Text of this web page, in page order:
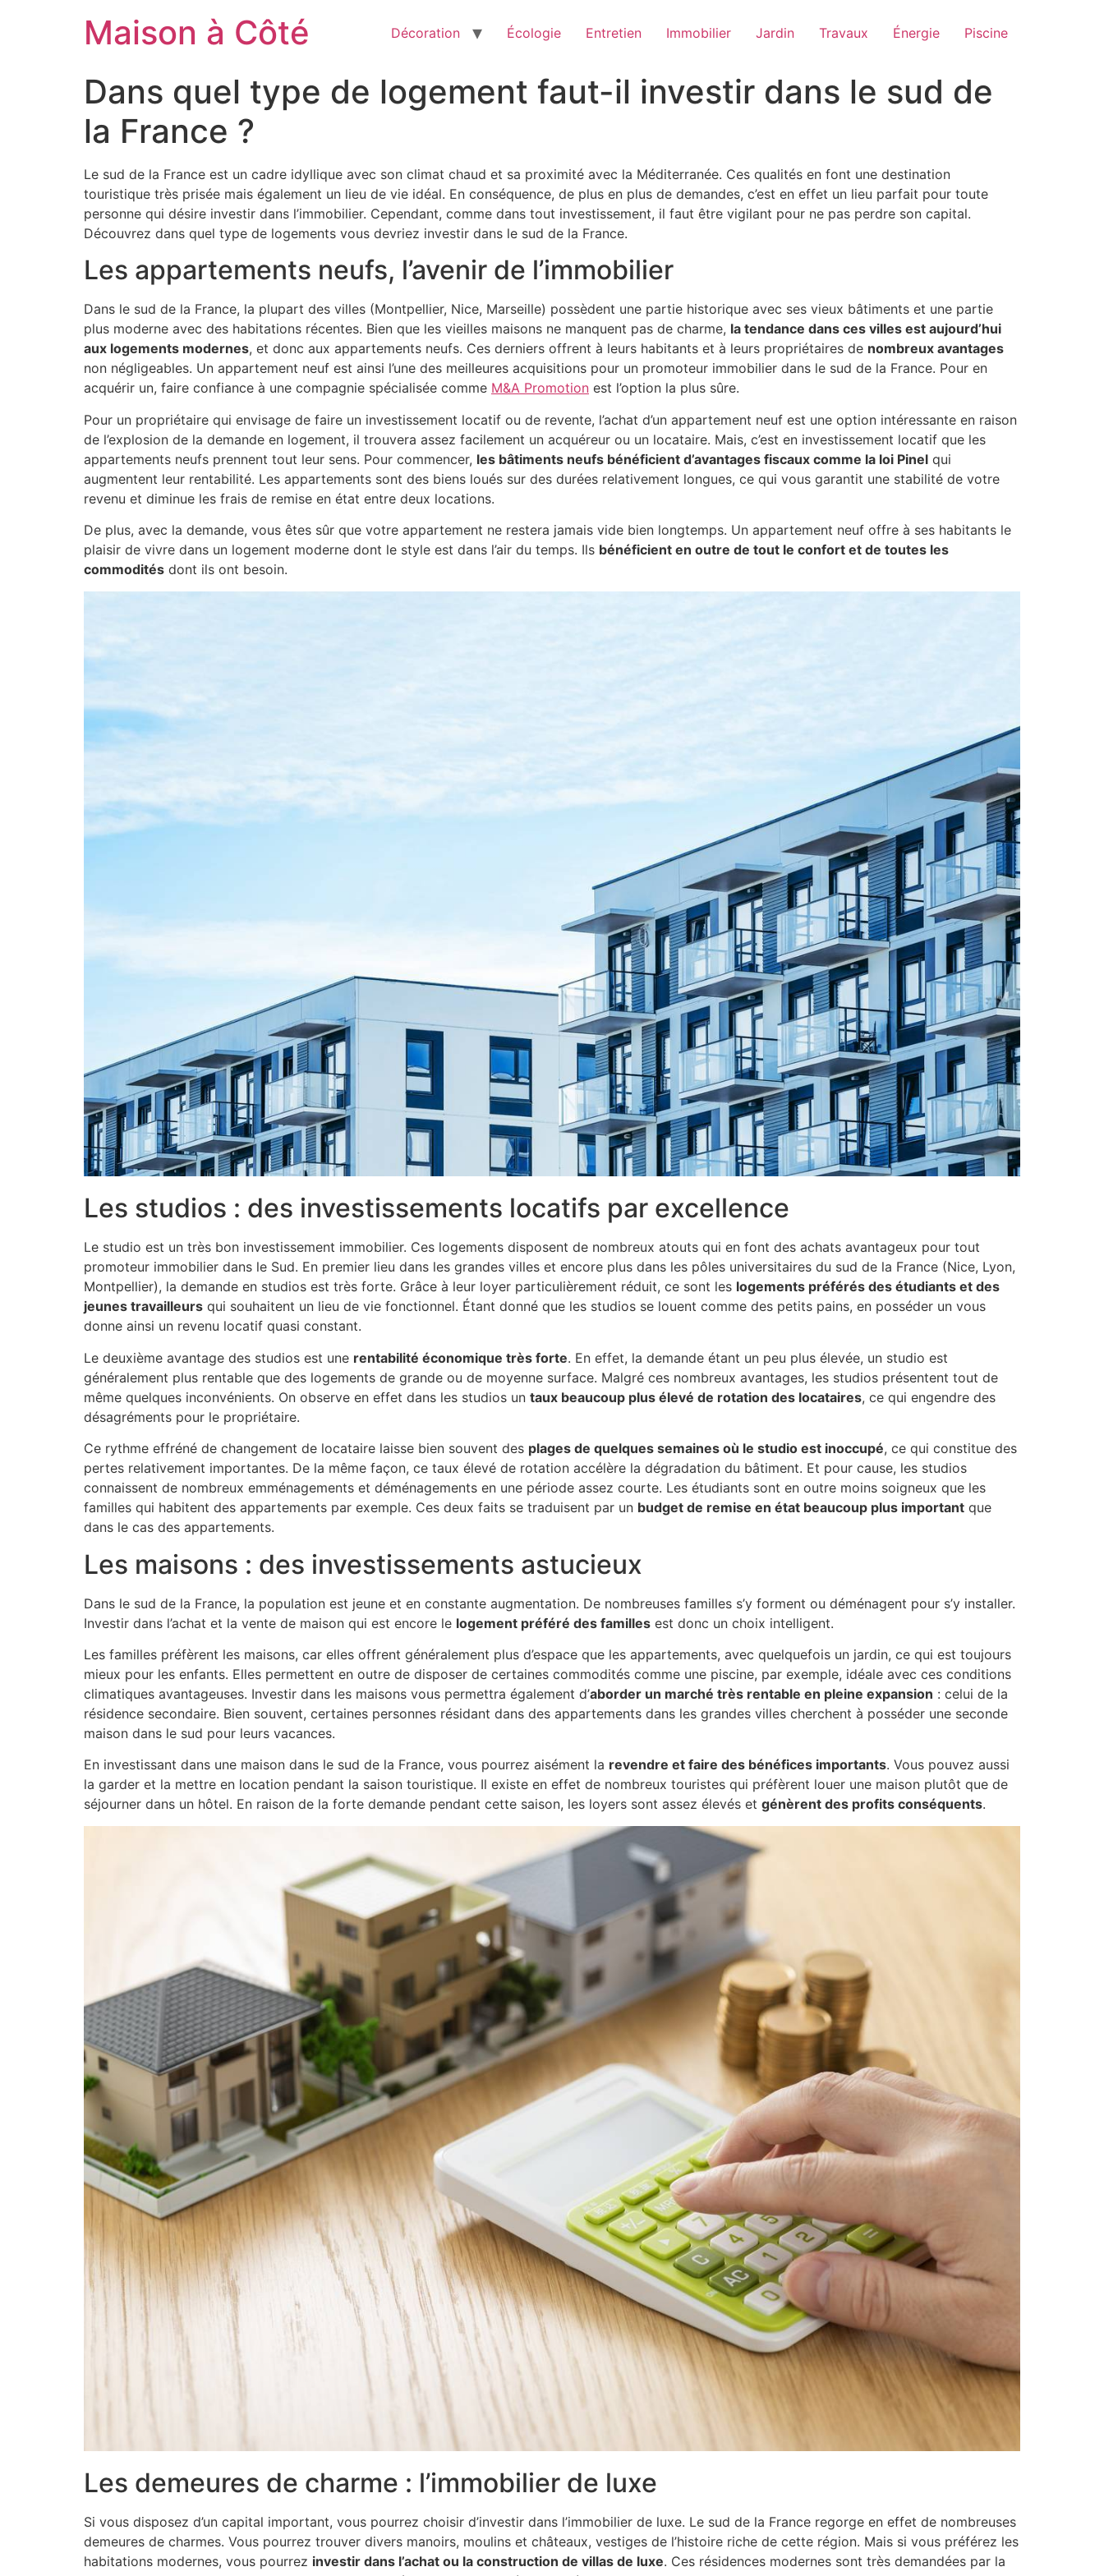
Maison à Côté Décoration Écologie Entretien Immobilier Jardin Travaux Énergie Piscine
Dans quel type de logement faut-il investir dans le sud de
la France ?
Le sud de la France est un cadre idyllique avec son climat chaud et sa proximité avec la Méditerranée. Ces qualités en font une destination
touristique très prisée mais également un lieu de vie idéal. En conséquence, de plus en plus de demandes, c’est en effet un lieu parfait pour toute
personne qui désire investir dans l’immobilier. Cependant, comme dans tout investissement, il faut être vigilant pour ne pas perdre son capital.
Découvrez dans quel type de logements vous devriez investir dans le sud de la France.
Les appartements neufs, l’avenir de l’immobilier
Dans le sud de la France, la plupart des villes (Montpellier, Nice, Marseille) possèdent une partie historique avec ses vieux bâtiments et une partie
plus moderne avec des habitations récentes. Bien que les vieilles maisons ne manquent pas de charme, la tendance dans ces villes est aujourd’hui
aux logements modernes, et donc aux appartements neufs. Ces derniers offrent à leurs habitants et à leurs propriétaires de nombreux avantages
non négligeables. Un appartement neuf est ainsi l’une des meilleures acquisitions pour un promoteur immobilier dans le sud de la France. Pour en
acquérir un, faire confiance à une compagnie spécialisée comme M&A Promotion est l’option la plus sûre.
Pour un propriétaire qui envisage de faire un investissement locatif ou de revente, l’achat d’un appartement neuf est une option intéressante en raison
de l’explosion de la demande en logement, il trouvera assez facilement un acquéreur ou un locataire. Mais, c’est en investissement locatif que les
appartements neufs prennent tout leur sens. Pour commencer, les bâtiments neufs bénéficient d’avantages fiscaux comme la loi Pinel qui
augmentent leur rentabilité. Les appartements sont des biens loués sur des durées relativement longues, ce qui vous garantit une stabilité de votre
revenu et diminue les frais de remise en état entre deux locations.
De plus, avec la demande, vous êtes sûr que votre appartement ne restera jamais vide bien longtemps. Un appartement neuf offre à ses habitants le
plaisir de vivre dans un logement moderne dont le style est dans l’air du temps. Ils bénéficient en outre de tout le confort et de toutes les
commodités dont ils ont besoin.
Les studios : des investissements locatifs par excellence
Le studio est un très bon investissement immobilier. Ces logements disposent de nombreux atouts qui en font des achats avantageux pour tout
promoteur immobilier dans le Sud. En premier lieu dans les grandes villes et encore plus dans les pôles universitaires du sud de la France (Nice, Lyon,
Montpellier), la demande en studios est très forte. Grâce à leur loyer particulièrement réduit, ce sont les logements préférés des étudiants et des
jeunes travailleurs qui souhaitent un lieu de vie fonctionnel. Étant donné que les studios se louent comme des petits pains, en posséder un vous
donne ainsi un revenu locatif quasi constant.
Le deuxième avantage des studios est une rentabilité économique très forte. En effet, la demande étant un peu plus élevée, un studio est
généralement plus rentable que des logements de grande ou de moyenne surface. Malgré ces nombreux avantages, les studios présentent tout de
même quelques inconvénients. On observe en effet dans les studios un taux beaucoup plus élevé de rotation des locataires, ce qui engendre des
désagréments pour le propriétaire.
Ce rythme effréné de changement de locataire laisse bien souvent des plages de quelques semaines où le studio est inoccupé, ce qui constitue des
pertes relativement importantes. De la même façon, ce taux élevé de rotation accélère la dégradation du bâtiment. Et pour cause, les studios
connaissent de nombreux emménagements et déménagements en une période assez courte. Les étudiants sont en outre moins soigneux que les
familles qui habitent des appartements par exemple. Ces deux faits se traduisent par un budget de remise en état beaucoup plus important que
dans le cas des appartements.
Les maisons : des investissements astucieux
Dans le sud de la France, la population est jeune et en constante augmentation. De nombreuses familles s’y forment ou déménagent pour s’y installer.
Investir dans l’achat et la vente de maison qui est encore le logement préféré des familles est donc un choix intelligent.
Les familles préfèrent les maisons, car elles offrent généralement plus d’espace que les appartements, avec quelquefois un jardin, ce qui est toujours
mieux pour les enfants. Elles permettent en outre de disposer de certaines commodités comme une piscine, par exemple, idéale avec ces conditions
climatiques avantageuses. Investir dans les maisons vous permettra également d’aborder un marché très rentable en pleine expansion : celui de la
résidence secondaire. Bien souvent, certaines personnes résidant dans des appartements dans les grandes villes cherchent à posséder une seconde
maison dans le sud pour leurs vacances.
En investissant dans une maison dans le sud de la France, vous pourrez aisément la revendre et faire des bénéfices importants. Vous pouvez aussi
la garder et la mettre en location pendant la saison touristique. Il existe en effet de nombreux touristes qui préfèrent louer une maison plutôt que de
séjourner dans un hôtel. En raison de la forte demande pendant cette saison, les loyers sont assez élevés et génèrent des profits conséquents.
Les demeures de charme : l’immobilier de luxe
Si vous disposez d’un capital important, vous pourrez choisir d’investir dans l’immobilier de luxe. Le sud de la France regorge en effet de nombreuses
demeures de charmes. Vous pourrez trouver divers manoirs, moulins et châteaux, vestiges de l’histoire riche de cette région. Mais si vous préférez les
habitations modernes, vous pourrez investir dans l’achat ou la construction de villas de luxe. Ces résidences modernes sont très demandées par la